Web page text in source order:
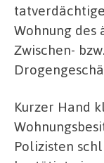
Wohnung
Zwischen-
Kurzer Hand
Polizisten